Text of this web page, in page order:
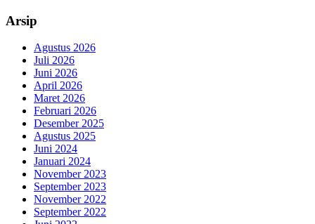
Arsip
Agustus 2026
Juli 2026
Juni 2026
April 2026
Maret 2026
Februari 2026
Desember 2025
Agustus 2025
Juni 2024
Januari 2024
November 2023
September 2023
November 2022
September 2022